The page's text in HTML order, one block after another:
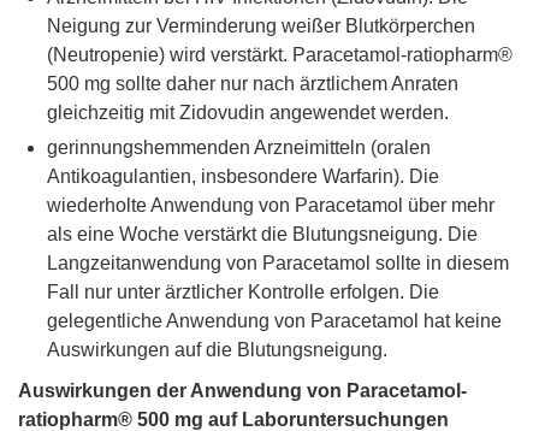
Neigung zur Verminderung weißer Blutkörperchen
(Neutropenie) wird verstärkt. Paracetamol-ratiopharm®
500 mg sollte daher nur nach ärztlichem Anraten
gleichzeitig mit Zidovudin angewendet werden.
gerinnungshemmenden Arzneimitteln (oralen
Antikoagulantien, insbesondere Warfarin). Die
wiederholte Anwendung von Paracetamol über mehr
als eine Woche verstärkt die Blutungsneigung. Die
Langzeitanwendung von Paracetamol sollte in diesem
Fall nur unter ärztlicher Kontrolle erfolgen. Die
gelegentliche Anwendung von Paracetamol hat keine
Auswirkungen auf die Blutungsneigung.
Auswirkungen der Anwendung von Paracetamol-
ratiopharm® 500 mg auf Laboruntersuchungen